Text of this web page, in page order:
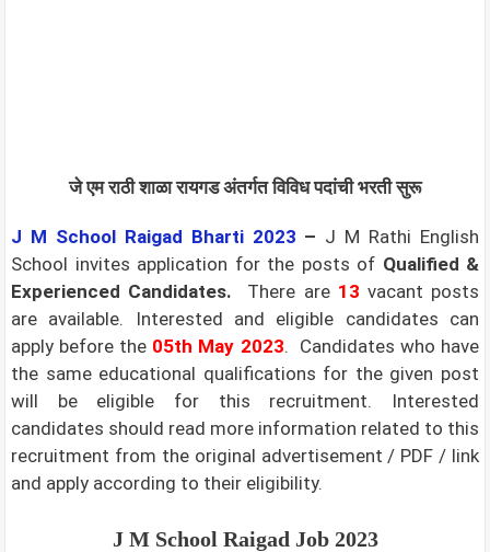
जे एम राठी शाळा रायगड अंतर्गत विविध पदांची भरती सुरू
J M School Raigad Bharti 2023 – J M Rathi English
School invites application for the posts of Qualified &
Experienced Candidates. There are 13 vacant posts
are available. Interested and eligible candidates can
apply before the 05th May 2023. Candidates who have
the same educational qualifications for the given post
will be eligible for this recruitment. Interested
candidates should read more information related to this
recruitment from the original advertisement / PDF / link
and apply according to their eligibility.
J M School Raigad Job 2023